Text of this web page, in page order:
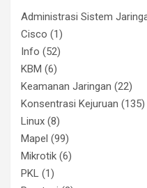
Administrasi Sistem
Cisco (1)
Info (52)
KBM (6)
Keamanan Jaringan (22)
Konsentrasi Kejuruan (135)
Linux (8)
Mapel (99)
Mikrotik (6)
PKL (1)